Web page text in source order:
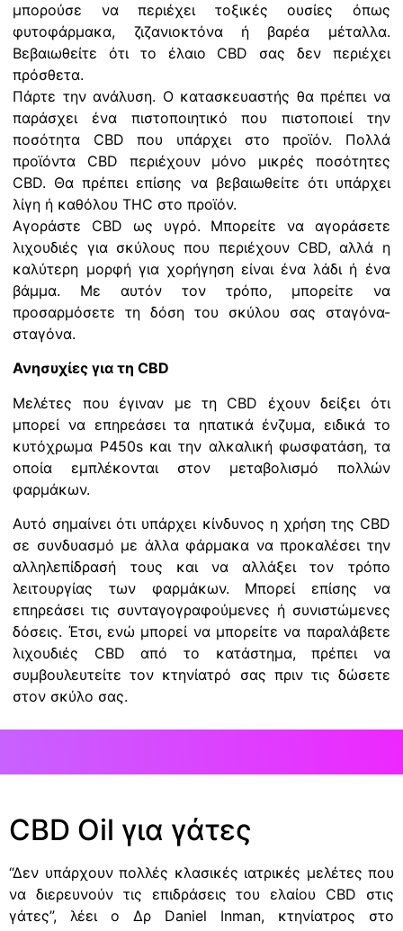
μπορούσε να περιέχει τοξικές ουσίες όπως
φυτοφάρμακα, ζιζανιοκτόνα ή βαρέα μέταλλα.
Βεβαιωθείτε ότι το έλαιο CBD σας δεν περιέχει
πρόσθετα.
Πάρτε την ανάλυση. Ο κατασκευαστής θα πρέπει να
παράσχει ένα πιστοποιητικό που πιστοποιεί την
ποσότητα CBD που υπάρχει στο προϊόν. Πολλά
προϊόντα CBD περιέχουν μόνο μικρές ποσότητες
CBD. Θα πρέπει επίσης να βεβαιωθείτε ότι υπάρχει
λίγη ή καθόλου THC στο προϊόν.
Αγοράστε CBD ως υγρό. Μπορείτε να αγοράσετε
λιχουδιές για σκύλους που περιέχουν CBD, αλλά η
καλύτερη μορφή για χορήγηση είναι ένα λάδι ή ένα
βάμμα. Με αυτόν τον τρόπο, μπορείτε να
προσαρμόσετε τη δόση του σκύλου σας σταγόνα-
σταγόνα.
Ανησυχίες για τη CBD
Μελέτες που έγιναν με τη CBD έχουν δείξει ότι
μπορεί να επηρεάσει τα ηπατικά ένζυμα, ειδικά το
κυτόχρωμα P450s και την αλκαλική φωσφατάση, τα
οποία εμπλέκονται στον μεταβολισμό πολλών
φαρμάκων.
Αυτό σημαίνει ότι υπάρχει κίνδυνος η χρήση της CBD
σε συνδυασμό με άλλα φάρμακα να προκαλέσει την
αλληλεπίδρασή τους και να αλλάξει τον τρόπο
λειτουργίας των φαρμάκων. Μπορεί επίσης να
επηρεάσει τις συνταγογραφούμενες ή συνιστώμενες
δόσεις. Έτσι, ενώ μπορεί να μπορείτε να παραλάβετε
λιχουδιές CBD από το κατάστημα, πρέπει να
συμβουλευτείτε τον κτηνίατρό σας πριν τις δώσετε
στον σκύλο σας.
CBD Oil για γάτες
“Δεν υπάρχουν πολλές κλασικές ιατρικές μελέτες που
να διερευνούν τις επιδράσεις του ελαίου CBD στις
γάτες”, λέει ο Δρ Daniel Inman, κτηνίατρος στο